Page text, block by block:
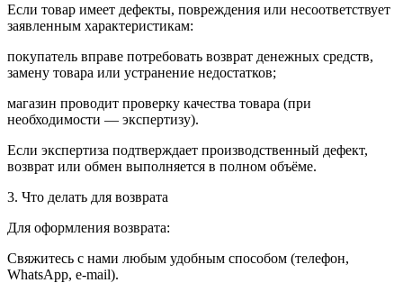
Если товар имеет дефекты, повреждения или несоответствует
заявленным характеристикам:
покупатель вправе потребовать возврат денежных средств,
замену товара или устранение недостатков;
магазин проводит проверку качества товара (при
необходимости — экспертизу).
Если экспертиза подтверждает производственный дефект,
возврат или обмен выполняется в полном объёме.
3. Что делать для возврата
Для оформления возврата:
Свяжитесь с нами любым удобным способом (телефон,
WhatsApp, e-mail).